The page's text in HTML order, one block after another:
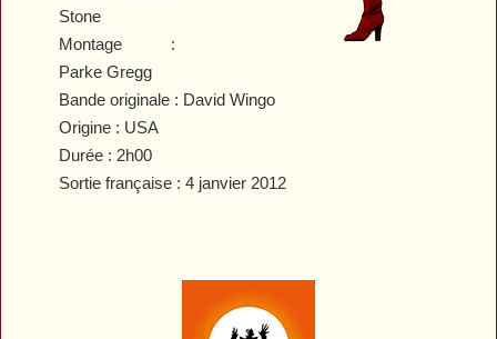
Stone
Montage :
Parke Gregg
Bande originale : David Wingo
Origine : USA
Durée : 2h00
Sortie française : 4 janvier 2012